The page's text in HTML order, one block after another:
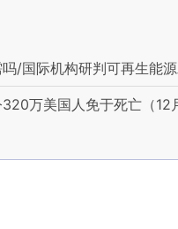
/国际机构研判可再生能
万美国人免于死亡（12